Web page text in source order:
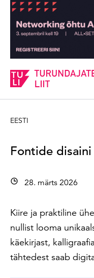
Sisesta
Fontide disaini
28. märts 2026
EESTI
Kiire ja praktiline
nullist looma
käekirjast,
tähtedest saab